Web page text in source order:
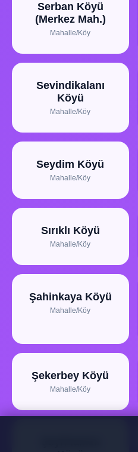
Serban Köyü
(Merkez Mah.)
Mahalle/Köy
Sevindikalanı
Köyü
Mahalle/Köy
Seydim Köyü
Mahalle/Köy
Sırıklı Köyü
Mahalle/Köy
Şahinkaya Köyü
Mahalle/Köy
Şekerbey Köyü
Mahalle/Köy